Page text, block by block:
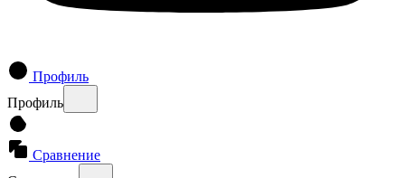
Профиль
Профиль
Сравнение